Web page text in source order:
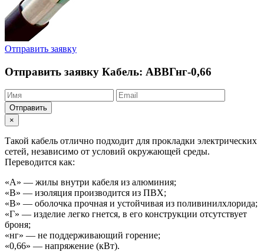
Отправить заявку
Отправить заявку Кабель: АВВГнг-0,66
Отправить
×
Такой кабель отлично подходит для прокладки электрических
сетей, независимо от условий окружающей среды.
Переводится как:
«А» — жилы внутри кабеля из алюминия;
«В» — изоляция производится из ПВХ;
«В» — оболочка прочная и устойчивая из поливинилхлорида;
«Г» — изделие легко гнется, в его конструкции отсутствует
броня;
«нг» — не поддерживающий горение;
«0,66» — напряжение (кВт).